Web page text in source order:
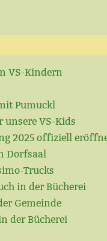
VS-Kindern
Pumuckl
unsere VS-Kids
2025 offiziell
Dorfsaal
Trucks
in der Bücherei
Gemeinde
der Bücherei